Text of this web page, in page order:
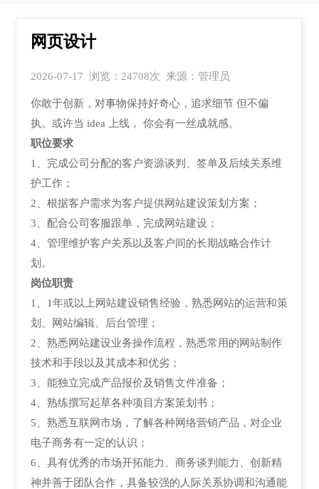
网页设计
2026-07-17 浏览：24708次 来源：管理员
你敢于创新，对事物保持好奇心，追求细节 但不偏
执。或许当 idea 上线， 你会有一丝成就感。
职位要求
1、完成公司分配的客户资源谈判、签单及后续关系维
护工作；
2、根据客户需求为客户提供网站建设策划方案；
3、配合公司客服跟单，完成网站建设；
4、管理维护客户关系以及客户间的长期战略合作计
划。
岗位职责
1、1年或以上网站建设销售经验，熟悉网站的运营和策
划、网站编辑、后台管理；
2、熟悉网站建设业务操作流程，熟悉常用的网站制作
技术和手段以及其成本和优劣；
3、能独立完成产品报价及销售文件准备；
4、熟练撰写起草各种项目方案策划书；
5、熟悉互联网市场，了解各种网络营销产品，对企业
电子商务有一定的认识；
6、具有优秀的市场开拓能力、商务谈判能力、创新精
神并善于团队合作，具备较强的人际关系协调和沟通能